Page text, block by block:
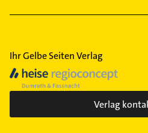
Ihr Gelbe Seiten Verlag
Verlag